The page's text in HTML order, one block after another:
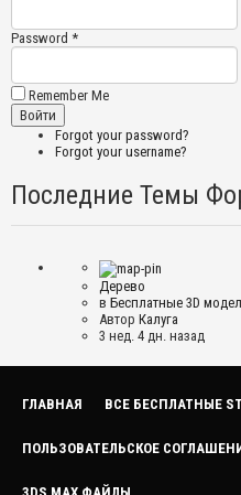
Password *
Remember Me
Forgot your password?
Forgot your username?
Последние Темы
Дерево
в Бесплатные 3D
Автор Калуга
3 нед. 4 дн. назад
ГЛАВНАЯ ВСЕ БЕСПЛАТНЫЕ
ПОЛЬЗОВАТЕЛЬСКОЕ